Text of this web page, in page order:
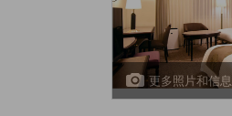
更多照片和信息